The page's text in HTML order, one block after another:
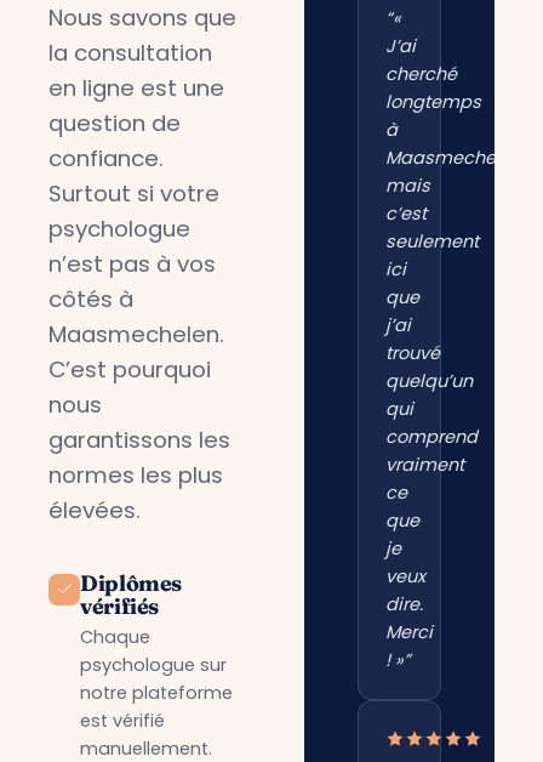
Nous savons que
la consultation
en ligne est une
question de
confiance.
Surtout si votre
psychologue
n’est pas à vos
côtés à
Maasmechelen.
C’est pourquoi
nous
garantissons les
normes les plus
élevées.
Diplômes
vérifiés
Chaque
psychologue sur
notre plateforme
est vérifié
manuellement.
“«
J’ai
cherché
longtemps
à
Maasmechelen,
mais
c’est
seulement
ici
que
j’ai
trouvé
quelqu’un
qui
comprend
vraiment
ce
que
je
veux
dire.
Merci
! »”